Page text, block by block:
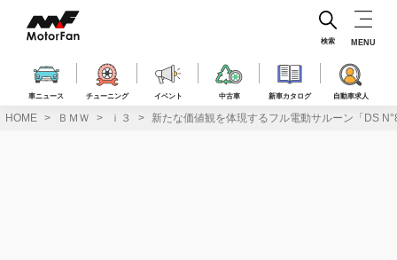
ス
車ニュース チューニング イベント 中古車 新車カタログ 自動車求人
検索 MENU
HOME ＢＭＷ ｉ３ 新たな価値観を体現するフル電動サルーン「DS